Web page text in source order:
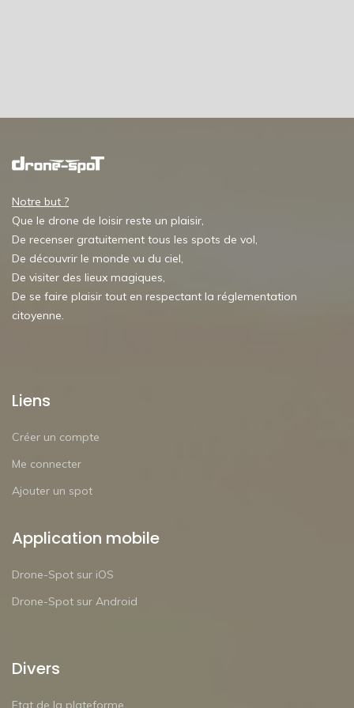
Notre but ?
Que le drone de loisir reste un plaisir,
De recenser gratuitement tous les spots de vol,
De découvrir le monde vu du ciel,
De visiter des lieux magiques,
De se faire plaisir tout en respectant la réglementation
citoyenne.
Liens
Créer un compte
Me connecter
Ajouter un spot
Application mobile
Drone-Spot sur iOS
Drone-Spot sur Android
Divers
Etat de la plateforme